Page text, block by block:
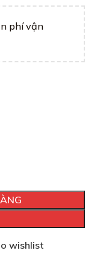
phí vận
wishlist